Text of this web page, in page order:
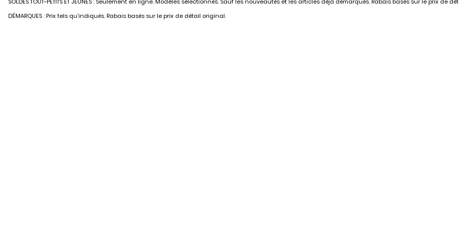
DÉMARQUES : Prix tels qu’indiqués. Rabais basés sur le prix de détail original.